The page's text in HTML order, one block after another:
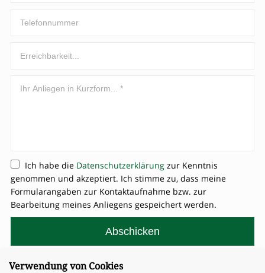
Verwendung von Cookies
Ich habe die Datenschutzerklärungzur Kenntnis
genommen und akzeptiert. Ich stimme zu, dass meine
Formularangaben zur Kontaktaufnahme bzw. zur
Bearbeitung meines Anliegens gespeichert werden.